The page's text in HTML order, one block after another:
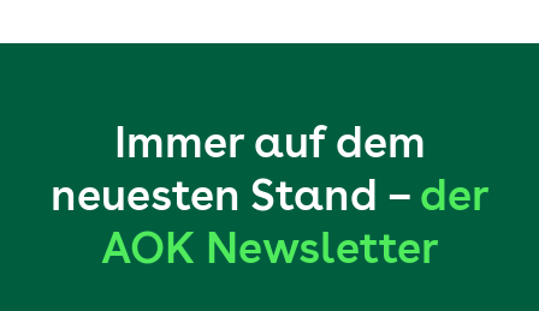
Immer auf dem
neuesten Stand – der
AOK Newsletter